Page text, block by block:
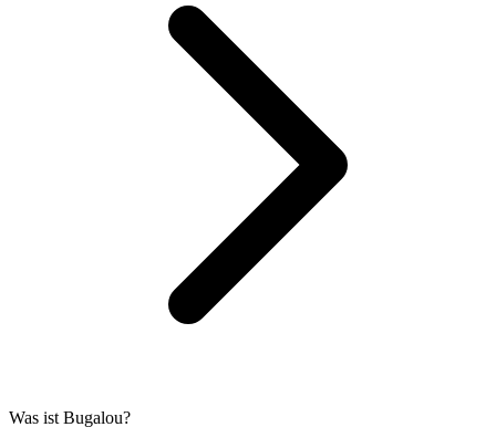
Was ist Bugalou?